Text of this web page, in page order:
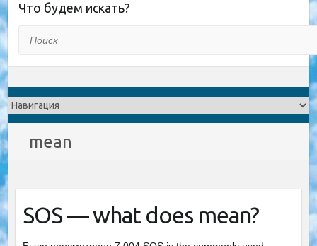
Что будем искать?
mean
SOS — what does mean?